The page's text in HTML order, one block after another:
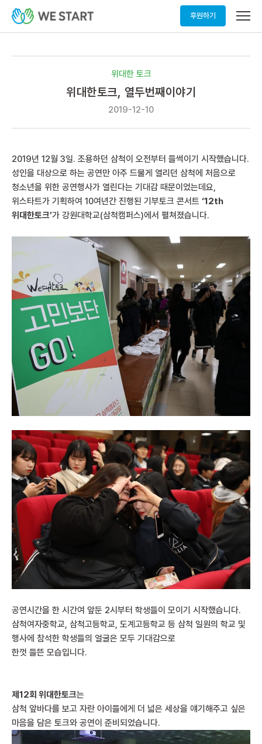
후원하기
메
열
위대한 토크
위대한토크, 열두번째이야기
2019-12-10
2019년 12월 3일. 조용하던 삼척이 오전부터 들썩이기 시작했습니다.
성인을 대상으로 하는 공연만 아주 드물게 열리던 삼척에 처음으로
청소년을 위한 공연행사가 열린다는 기대감 때문이었는데요,
위스타트가 기획하여 10여년간 진행된 기부토크 콘서트 ‘12th
위대한토크’가 강원대학교(삼척캠퍼스)에서 펼쳐졌습니다.
공연시간을 한 시간여 앞둔 2시부터 학생들이 모이기 시작했습니다.
삼척여자중학교, 삼척고등학교, 도계고등학교 등 삼척 일원의 학교 및
행사에 참석한 학생들의 얼굴은 모두 기대감으로
한껏 들뜬 모습입니다.
제12회 위대한토크는
삼척 앞바다를 보고 자란 아이들에게 더 넓은 세상을 얘기해주고 싶은
마음을 담은 토크와 공연이 준비되었습니다.